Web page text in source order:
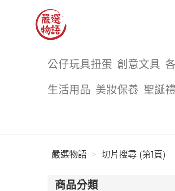
公仔玩具扭蛋 創意文具
生活用品 美妝保養 聖誕
嚴選物語 切片搜尋 (第1頁)
商品分類